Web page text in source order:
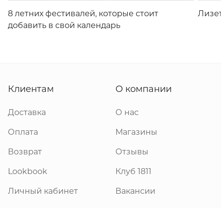
добавить в свой календарь
Клиентам
Доставка
Оплата
Возврат
Lookbook
Личный кабинет
О компании
О нас
Магазины
Отзывы
Клуб 1811
Вакансии